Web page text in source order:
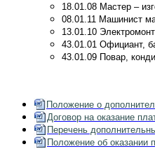
18.01.08 Мастер –
08.01.11 Машинист
13.01.10
43.01.01 Официант,
43.01.09 Повар,
Положение о
Договор на оказание
Перечень
Положение об оказании